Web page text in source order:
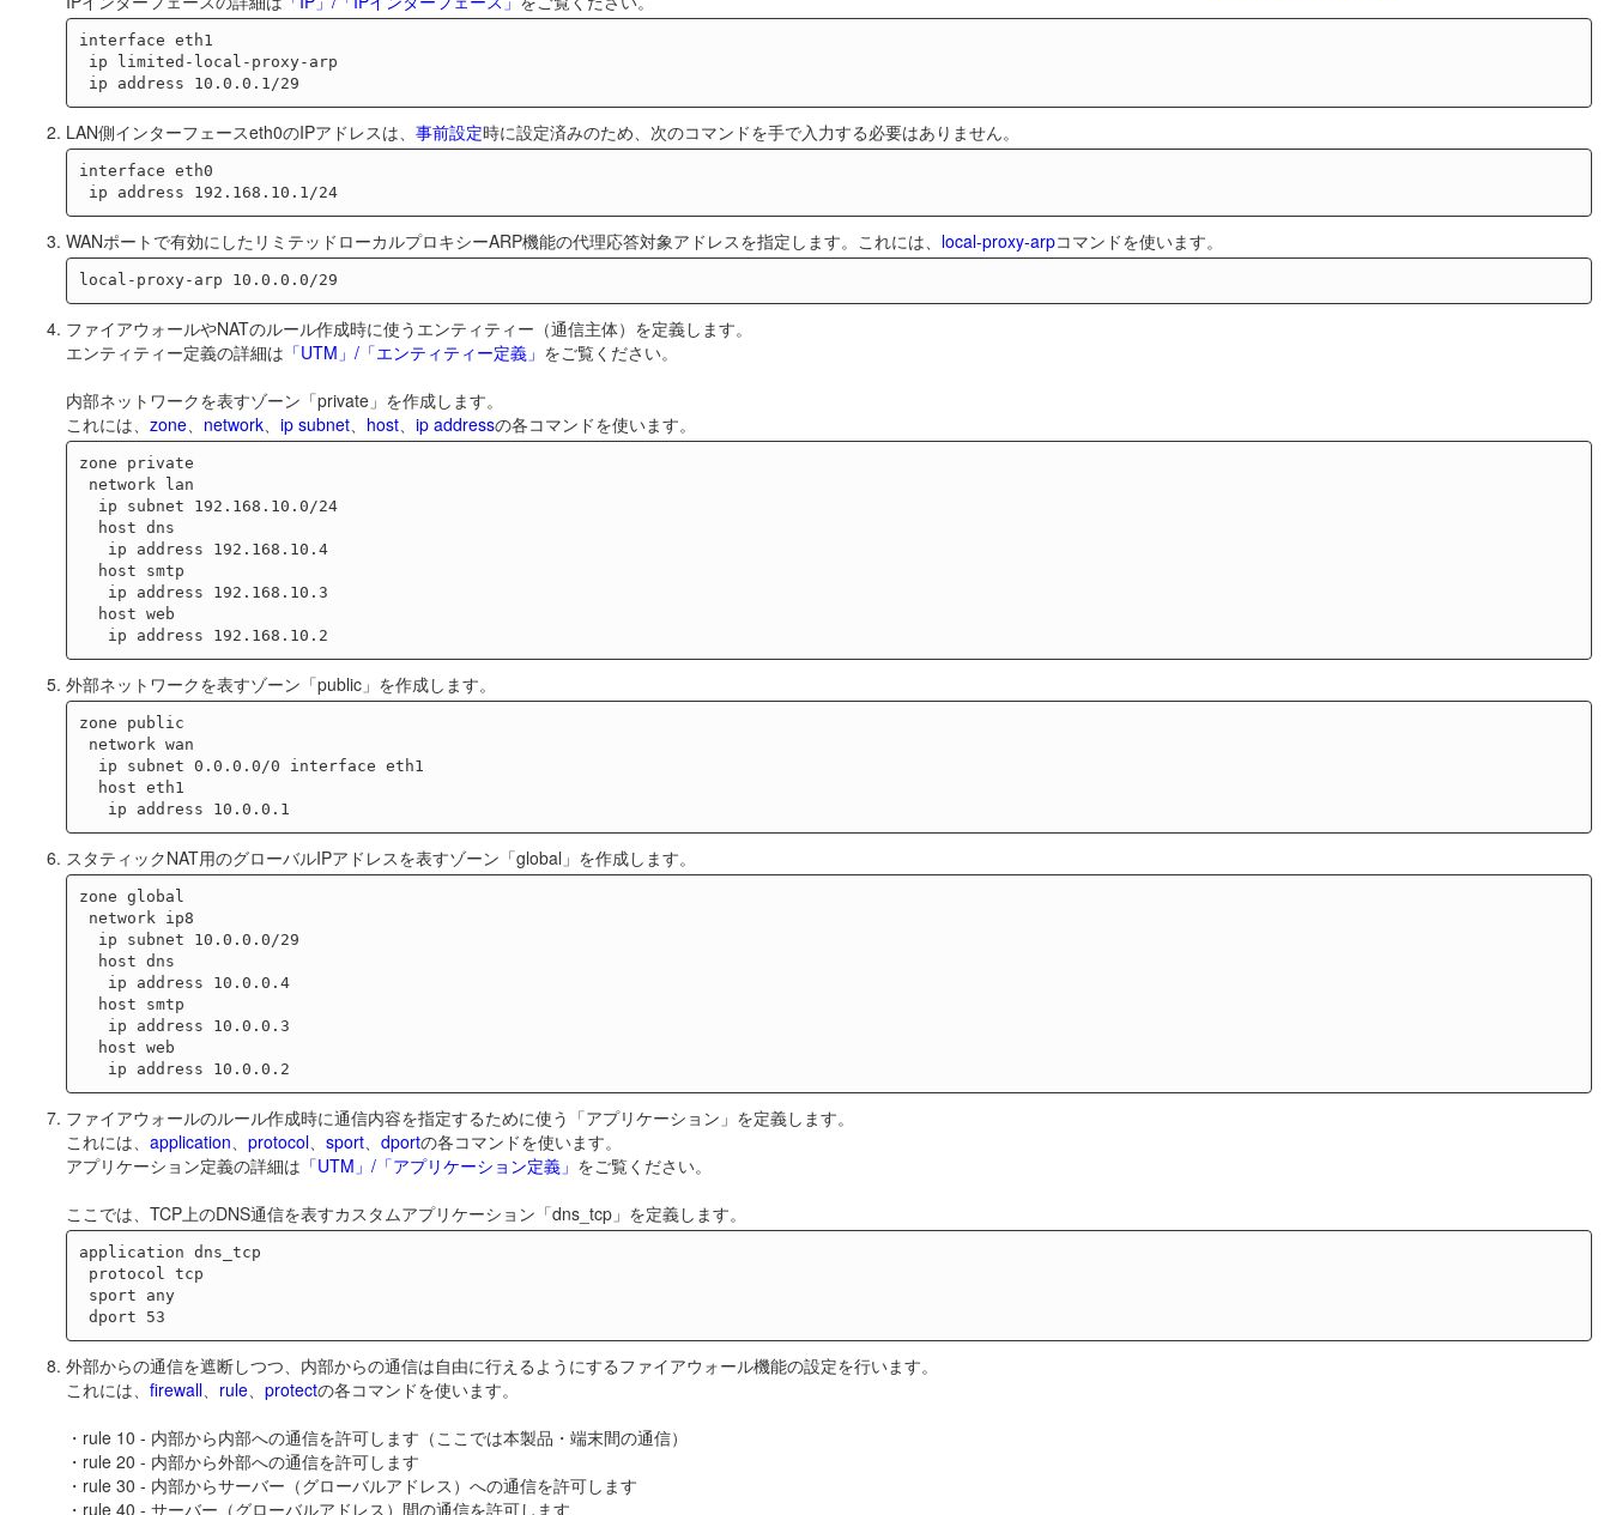
interface eth1
LAN側インターフェースeth0のIPアドレスは、 事前設定時に設定済みのため、次のコマンドを手で入力する必要はありません。
interface eth0
ip address 192.168.10.1/24
WANポートで有効にしたリミテッドローカルプロキシーARP機能の代理応答対象アドレスを指定します。これには、 local-proxy-arpコマンドを使います。
ファイアウォールやNATのルール作成時に使うエンティティー（通信主体）を定義します。
エンティティー定義の詳細は 「UTM」/「エンティティー定義」 をご覧ください。
内部ネットワークを表すゾーン「private」を作成します。
これには、 zone network ip subnet host ip addressの各コマンドを使います。
zone private
外部ネットワークを表すゾーン「public」を作成します。
zone public
スタティックNAT用のグローバルIPアドレスを表すゾーン「global」を作成します。
zone global
ファイアウォールのルール作成時に通信内容を指定するために使う「アプリケーション」を定義します。
これには、 application protocol sport dportの各コマンドを使います。
アプリケーション定義の詳細は 「UTM」/「アプリケーション定義」 をご覧ください。
ここでは、TCP上のDNS通信を表すカスタムアプリケーション「dns_tcp」を定義します。
application dns_tcp
外部からの通信を遮断しつつ、内部からの通信は自由に行えるようにするファイアウォール機能の設定を行います。
これには、 firewall rule protectの各コマンドを使います。
・rule 10 - 内部から内部への通信を許可します（ここでは本製品・端末間の通信）
・rule 20 - 内部から外部への通信を許可します
・rule 30 - 内部からサーバー（グローバルアドレス）への通信を許可します
・rule 40 - サーバー（グローバルアドレス）間の通信を許可します